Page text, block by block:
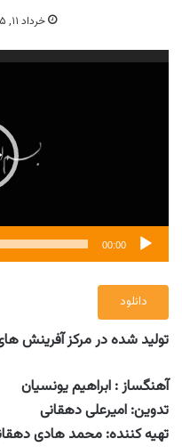
خرداد ۱۱, ۱۴۰۵
نمایشگر
ویدیو
00:00
دانلود
تولید شده در مرکز آفرینش
آهنگساز : ابراهیم یونسیان
تدوین: امیرعلی دهقانی
تهیه کننده: محمد هادی